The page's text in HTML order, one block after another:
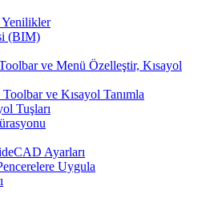
(BIM)
ve Menü Özelleştir, Kısayol
ve Kısayol Tanımla
Tuşları
Ayarları
Uygula